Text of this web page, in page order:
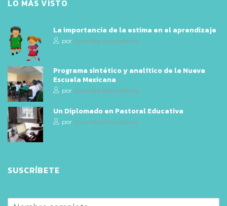
LO MÁS VISTO
La importancia de la estima en el aprendizaje
por Queridos Educadores
Programa sintético y analítico de la Nueva
Escuela Mexicana
por Queridos Educadores
Un Diplomado en Pastoral Educativa
por Queridos Educadores
SUSCRÍBETE